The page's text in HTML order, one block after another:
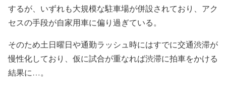
するが、いずれも大規模な駐車場が併設されており、アク
セスの手段が自家用車に偏り過ぎている。
そのため土日曜日や通勤ラッシュ時にはすでに交通渋滞が
慢性化しており、仮に試合が重なれば渋滞に拍車をかける
結果に…。